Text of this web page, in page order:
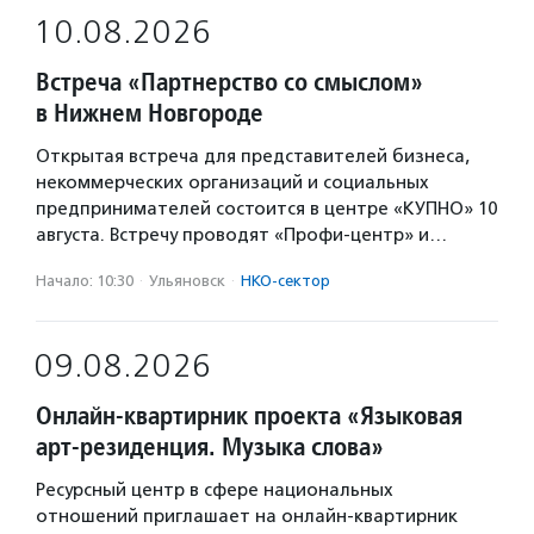
10.08.2026
Встреча «Партнерство со смыслом»
в Нижнем Новгороде
Открытая встреча для представителей бизнеса,
некоммерческих организаций и социальных
предпринимателей состоится в центре «КУПНО» 10
августа. Встречу проводят «Профи-центр» и…
Начало: 10:30 · Ульяновск · НКО-сектор
09.08.2026
Онлайн-квартирник проекта «Языковая
арт-резиденция. Музыка слова»
Ресурсный центр в сфере национальных
отношений приглашает на онлайн-квартирник